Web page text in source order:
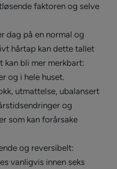
faktoren og selve
dag på en normal og
hårtap kan dette tallet
bli mer merkbart:
og i hele huset.
utmattelse, ubalansert
og
som kan forårsake
og reversibelt:
vanligvis innen seks